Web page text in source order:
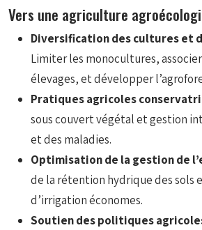
Vers une agriculture
Diversification des cultures et
Limiter les monocultures,
élevages, et développer
Pratiques agricoles
sous couvert végétal et gestion
et des maladies.
Optimisation de la gestion de
de la rétention hydrique des sols
d’irrigation économes.
Soutien des politiques